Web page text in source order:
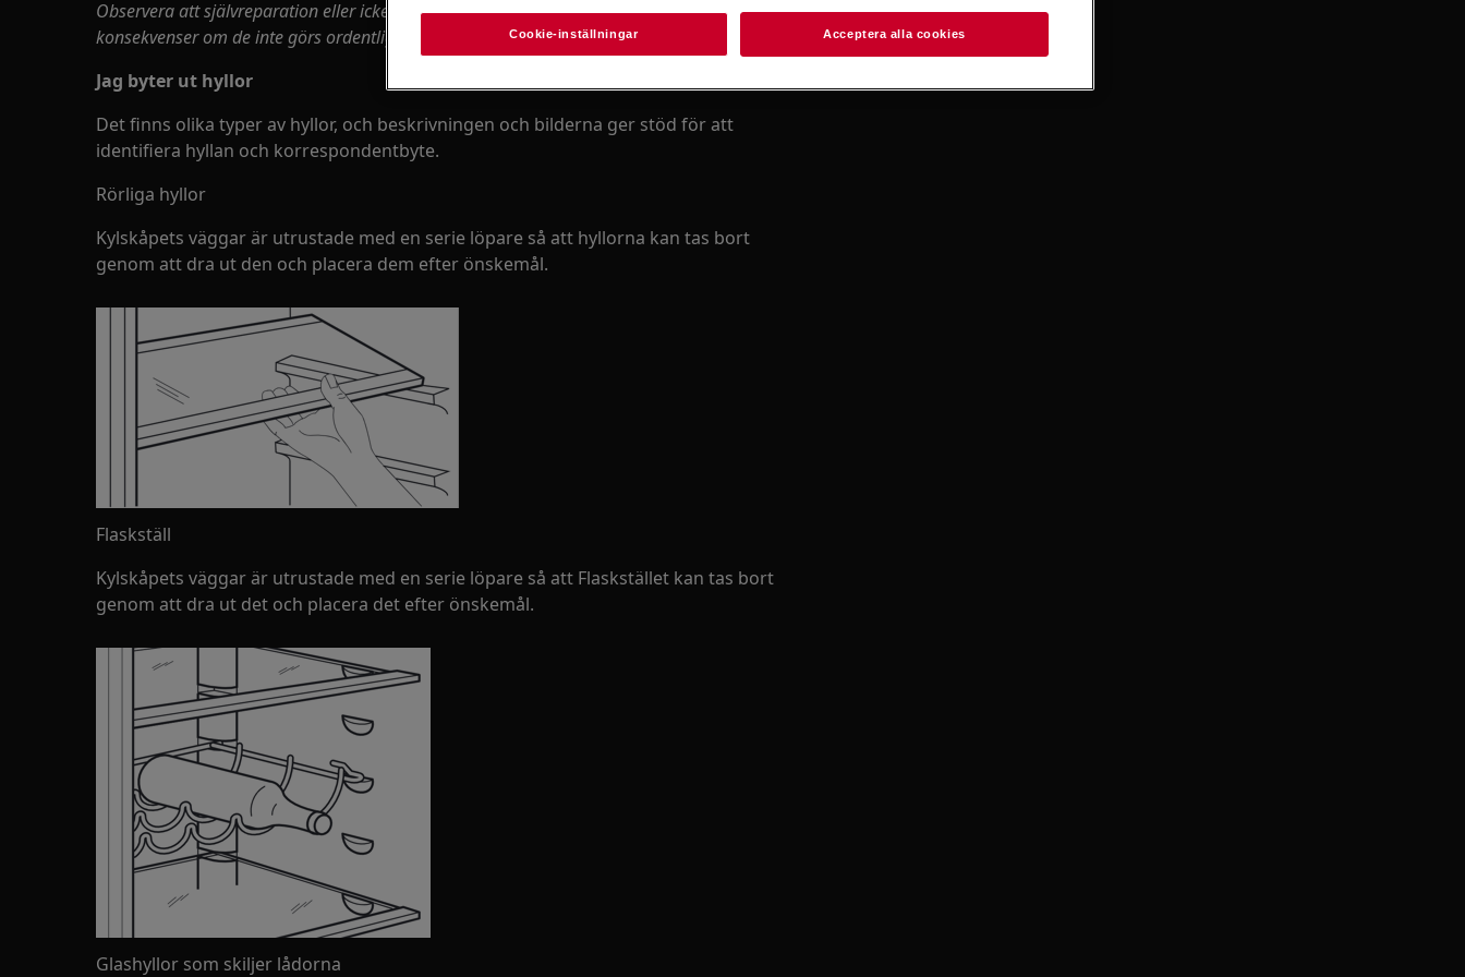
Observera att självreparation eller icke-professionell reparation kan få säkerhetsmässiga
konsekvenser om de inte görs ordentligt
Jag byter ut hyllor
Det finns olika typer av hyllor, och beskrivningen och bilderna ger stöd för att
identifiera hyllan och korrespondentbyte.
Rörliga hyllor
Kylskåpets väggar är utrustade med en serie löpare så att hyllorna kan tas bort
genom att dra ut den och placera dem efter önskemål.
Flaskställ
Kylskåpets väggar är utrustade med en serie löpare så att Flaskstället kan tas bort
genom att dra ut det och placera det efter önskemål.
Glashyllor som skiljer lådorna
Cookie-inställningar Acceptera alla cookies